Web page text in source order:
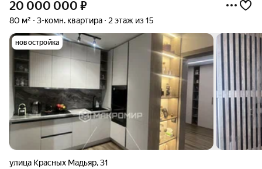
20 000 000 ₽
80 м² 3-комн. квартира 2 этаж из 15
новостройка
улица Красных Мадьяр,31